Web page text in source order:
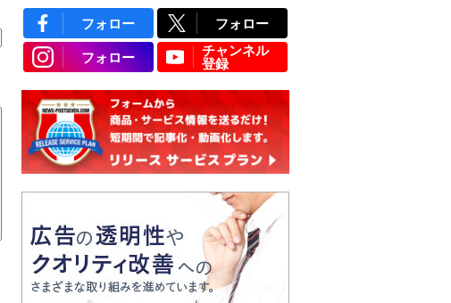
フォロー フォロー
フォロー
チャンネル
登録